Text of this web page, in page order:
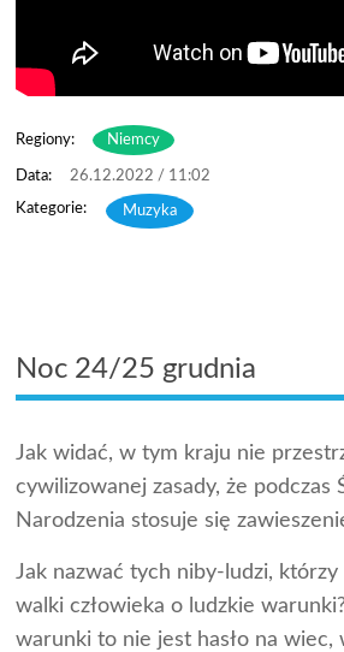
Regiony: Niemcy
26.12.2022 / 11:02
Muzyka
Noc 24/25 grudnia
Jak widać, w tym kraju nie
cywilizowanej zasady, że podczas
Narodzenia stosuje się
Jak nazwać tych niby-ludzi,
walki człowieka o ludzkie
warunki to nie jest hasło na wiec,